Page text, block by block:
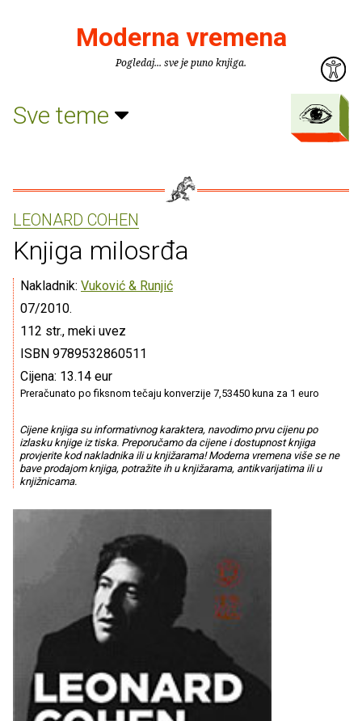
Moderna vremena
Pogledaj... sve je puno knjiga.
Sve teme
LEONARD COHEN
Knjiga milosrđa
Nakladnik: Vuković & Runjić
07/2010.
112 str., meki uvez
ISBN 9789532860511
Cijena: 13.14 eur
Preračunato po fiksnom tečaju konverzije 7,53450 kuna za 1 euro
Cijene knjiga su informativnog karaktera, navodimo prvu cijenu po
izlasku knjige iz tiska. Preporučamo da cijene i dostupnost knjiga
provjerite kod nakladnika ili u knjižarama! Moderna vremena više se ne
bave prodajom knjiga, potražite ih u knjižarama, antikvarijatima ili u
knjižnicama.